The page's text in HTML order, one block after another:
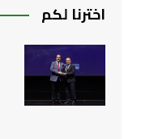
اخترنا لكم